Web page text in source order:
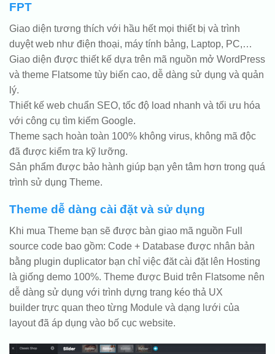
FPT
Giao diện tương thích với hầu hết mọi thiết bị và trình
duyệt web như điện thoại, máy tính bảng, Laptop, PC,…
Giao diện được thiết kế dựa trên mã nguồn mở WordPress
và theme Flatsome tùy biến cao, dễ dàng sử dụng và quản
lý.
Thiết kế web chuẩn SEO, tốc độ load nhanh và tối ưu hóa
với công cụ tìm kiếm Google.
Theme sạch hoàn toàn 100% không virus, không mã độc
đã được kiểm tra kỹ lưỡng.
Sản phẩm được bảo hành giúp bạn yên tâm hơn trong quá
trình sử dụng Theme.
Theme dễ dàng cài đặt và sử dụng
Khi mua Theme bạn sẽ được bàn giao mã nguồn Full
source code bao gồm: Code + Database được nhân bản
bằng plugin duplicator bạn chỉ việc đăt cài đặt lên Hosting
là giống demo 100%. Theme được Buid trên Flatsome nên
dễ dàng sử dụng với trình dựng trang kéo thả UX
builder trực quan theo từng Module và dạng lưới của
layout đã áp dụng vào bố cục website.